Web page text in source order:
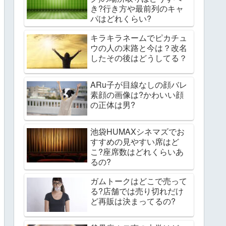
き?行き方や最前列のキャ
パはどれくらい?
キラキラネームでピカチュ
ウの人の末路と今は？改名
したその後はどうしてる？
ARu子が目線なしの顔バレ
素顔の画像は?かわいい顔
の正体は男?
池袋HUMAXシネマズでお
すすめの見やすい席はど
こ?座席数はどれくらいあ
るの?
ガムトークはどこで売って
る?店舗では売り切れだけ
ど再販は決まってるの?